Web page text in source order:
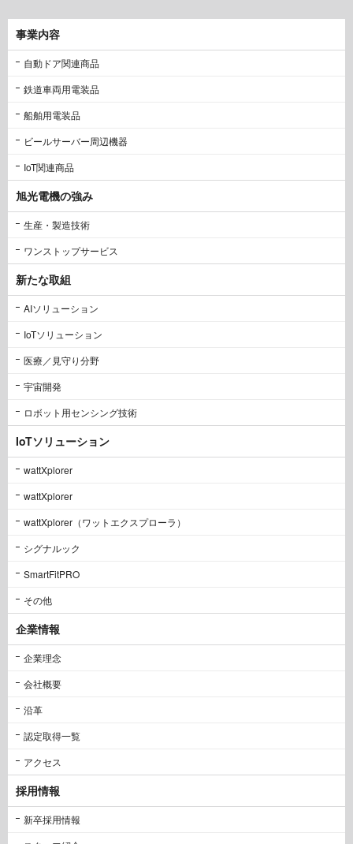
事業内容
自動ドア関連商品
鉄道車両用電装品
船舶用電装品
ビールサーバー周辺機器
IoT関連商品
旭光電機の強み
生産・製造技術
ワンストップサービス
新たな取組
AIソリューション
IoTソリューション
医療／見守り分野
宇宙開発
ロボット用センシング技術
IoTソリューション
wattXplorer
wattXplorer
wattXplorer（ワットエクスプローラ）
シグナルック
SmartFitPRO
その他
企業情報
企業理念
会社概要
沿革
認定取得一覧
アクセス
採用情報
新卒採用情報